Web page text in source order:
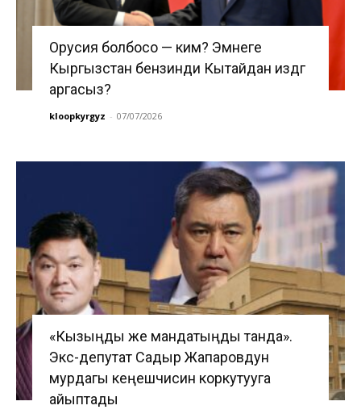
Орусия болбосо — ким? Эмнеге
Кыргызстан бензинди Кытайдан издөөгө
аргасыз?
kloopkyrgyz - 07/07/2026
«Кызыңды же мандатыңды танда».
Экс-депутат Садыр Жапаровдун
мурдагы кеңешчисин коркутууга
айыптады